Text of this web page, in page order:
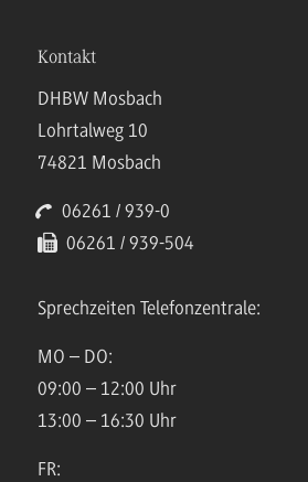
Kontakt
DHBW Mosbach
Lohrtalweg 10
74821 Mosbach
06261 / 939-0
06261 / 939-504
Sprechzeiten Telefonzentrale:
MO – DO:
09:00 – 12:00 Uhr
13:00 – 16:30 Uhr
FR: